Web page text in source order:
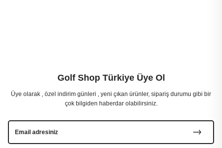
Golf Shop Türkiye Üye Ol
Üye olarak , özel indirim günleri , yeni çıkan ürünler, sipariş durumu gibi bir
çok bilgiden haberdar olabilirsiniz.